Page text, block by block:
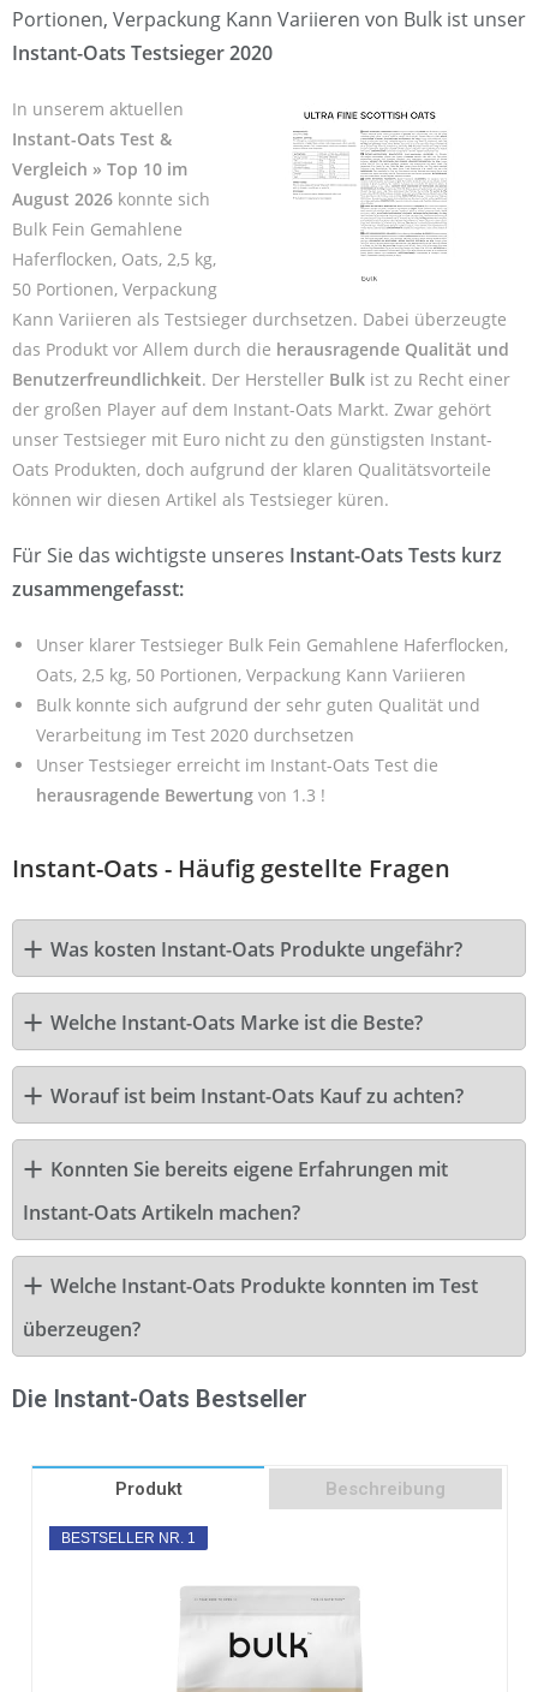
Portionen, Verpackung Kann Variieren von Bulk ist unser
Instant-Oats Testsieger 2020
In unserem aktuellen
Instant-Oats Test &
Vergleich » Top 10 im
August 2026 konnte sich
Bulk Fein Gemahlene
Haferflocken, Oats, 2,5 kg,
50 Portionen, Verpackung
Kann Variieren als Testsieger durchsetzen. Dabei überzeugte
das Produkt vor Allem durch die herausragende Qualität und
Benutzerfreundlichkeit. Der Hersteller Bulk ist zu Recht einer
der großen Player auf dem Instant-Oats Markt. Zwar gehört
unser Testsieger mit Euro nicht zu den günstigsten Instant-
Oats Produkten, doch aufgrund der klaren Qualitätsvorteile
können wir diesen Artikel als Testsieger küren.
Für Sie das wichtigste unseres Instant-Oats Tests kurz
zusammengefasst:
Unser klarer Testsieger Bulk Fein Gemahlene Haferflocken,
Oats, 2,5 kg, 50 Portionen, Verpackung Kann Variieren
Bulk konnte sich aufgrund der sehr guten Qualität und
Verarbeitung im Test 2020 durchsetzen
Unser Testsieger erreicht im Instant-Oats Test die
herausragende Bewertung von 1.3 !
Instant-Oats - Häufig gestellte Fragen
Was kosten Instant-Oats Produkte ungefähr?
Welche Instant-Oats Marke ist die Beste?
Worauf ist beim Instant-Oats Kauf zu achten?
Konnten Sie bereits eigene Erfahrungen mit
Instant-Oats Artikeln machen?
Welche Instant-Oats Produkte konnten im Test
überzeugen?
Die Instant-Oats Bestseller
Produkt Beschreibung
BESTSELLER NR. 1